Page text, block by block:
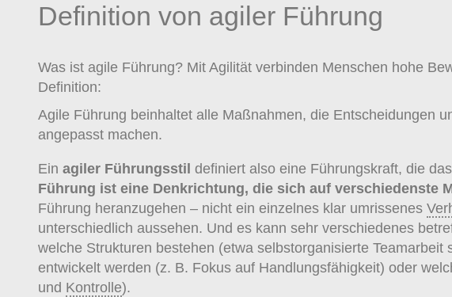
Definition von agiler Führung
Was ist agile Führung? Mit Agilität verbinden Menschen hohe
Definition:
Agile Führung beinhaltet alle Maßnahmen, die Entscheidungen
angepasst machen.
Ein agiler Führungsstil definiert also eine Führungskraft, die
Führung ist eine Denkrichtung, die sich auf verschiedenste
Führung heranzugehen – nicht ein einzelnes klar umrissenes
unterschiedlich aussehen. Und es kann sehr verschiedenes
welche Strukturen bestehen (etwa selbstorganisierte
entwickelt werden (z. B. Fokus auf Handlungsfähigkeit) oder
und Kontrolle).